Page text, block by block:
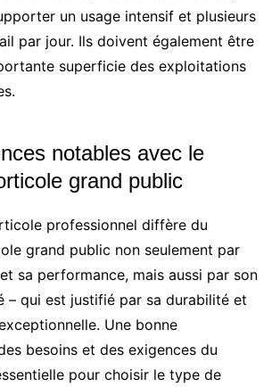
un usage intensif et plusieurs
par jour. Ils doivent également être
superficie des exploitations
notables avec le
grand public
professionnel diffère du
grand public non seulement par
sa performance, mais aussi par son
– qui est justifié par sa durabilité et
Une bonne
besoins et des exigences du
pour choisir le type de